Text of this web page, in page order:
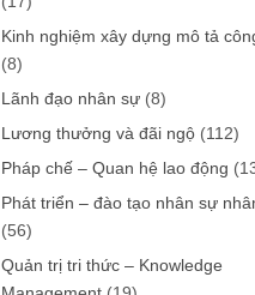
Kinh nghiệm xây dựng mô tả
(8)
Lãnh đạo nhân sự (8)
Lương thưởng và đãi ngộ (112)
Pháp chế – Quan hệ lao động
Phát triển – đào tạo nhân sự
(56)
Quản trị tri thức – Knowledge